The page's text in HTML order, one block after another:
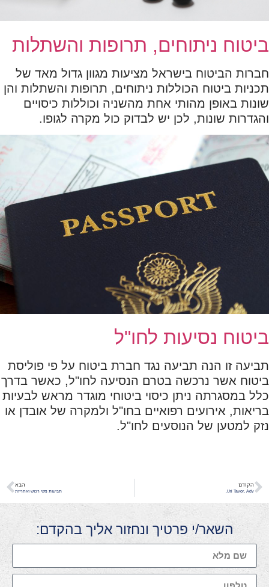
ביטוח ניתוחים, תרופות והשתלות
חברות הביטוח בישראל מציעות מגוון גדול מאד של
תכניות ביטוח הכוללות ניתוחים, תרופות והשתלות והן
שונות באופן מהותי אחת מהשניה וכוללות כיסויים
והגדרות שונות, לכן יש לבדוק כול מקרה לגופו.
ביטוח נסיעות לחו"ל
תביעה זו הנה תביעה נגד חברת ביטוח על פי פוליסת
ביטוח אשר נרכשה בטרם הנסיעה לחו"ל, כאשר בדרך
כלל במסגרתה ניתן כיסוי ביטוחי מוגדר מראש לבעיות
בריאות, אירועים רפואיים בחו"ל ולמקרה של אובדן או
נזק למטען של הנוסעים לחו"ל.
הקודם
Uri Tavor, Adv.
הבא
תביעות נזקי רכוש ואחריות
השאר/י פרטיך ונחזור אליך בהקדם: